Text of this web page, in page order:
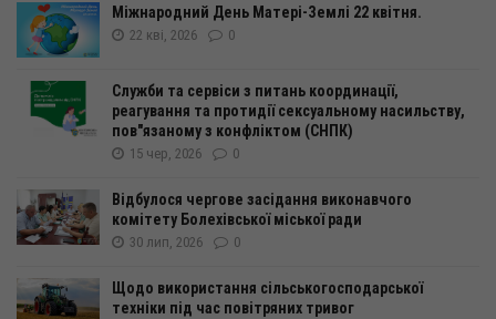
Міжнародний День Матері-Землі 22 квітня.
22 кві, 2026 0
Служби та сервіси з питань координації,
реагування та протидії сексуальному насильству,
пов"язаному з конфліктом (СНПК)
15 чер, 2026 0
Відбулося чергове засідання виконавчого
комітету Болехівської міської ради
30 лип, 2026 0
Щодо використання сільськогосподарської
техніки під час повітряних тривог